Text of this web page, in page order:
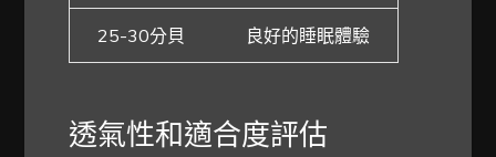
25-30分貝 良好的睡眠體驗
透氣性和適合度評估